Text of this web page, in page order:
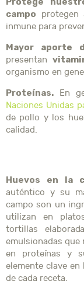
campo protegen
inmune para
Mayor aporte
presentan
organismo en
Proteínas.En
Naciones Unidas
de pollo y los
calidad.
Huevos en la
auténtico y su
campo son un
utilizan en
tortillas
emulsionadas que
en proteínas y
elemente clave
de cada receta.